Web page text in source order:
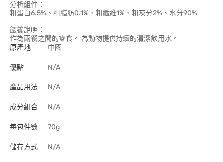
分析組件：
粗蛋白6.5%、粗脂肪0.1%、粗纖維1%、粗灰分2%、水分90%
餵養說明：
作為兩餐之間的零食。 為動物提供持續的清潔飲用水。
原產地
中國
優點 N/A
產品用法 N/A
成分組合 N/A
每包件數 70g
儲存方式 N/A